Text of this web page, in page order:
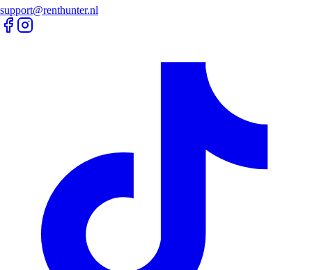
support@renthunter.nl